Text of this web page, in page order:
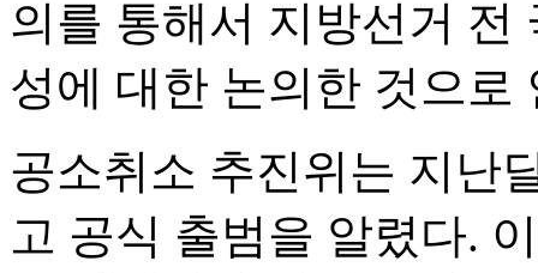
의를 통해서 지방선거 전
성에 대한 논의한 것으로
공소취소 추진위는 지난
고 공식 출범을 알렸다.